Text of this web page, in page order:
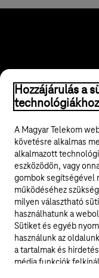
© 2026 Magyar Telekom
ÁSZF
Adatvédelem
Felhívások
Közösségi média
Hozzájárulás a
technológiákhoz
A Magyar Telekom
követésre alkalmas
alkalmazott
eszközödön, vagy
gombok segítségével
működéséhez
milyen választható
használhatunk a
Sütiket és egyéb
használunk az
a tartalmak és
média funkciók